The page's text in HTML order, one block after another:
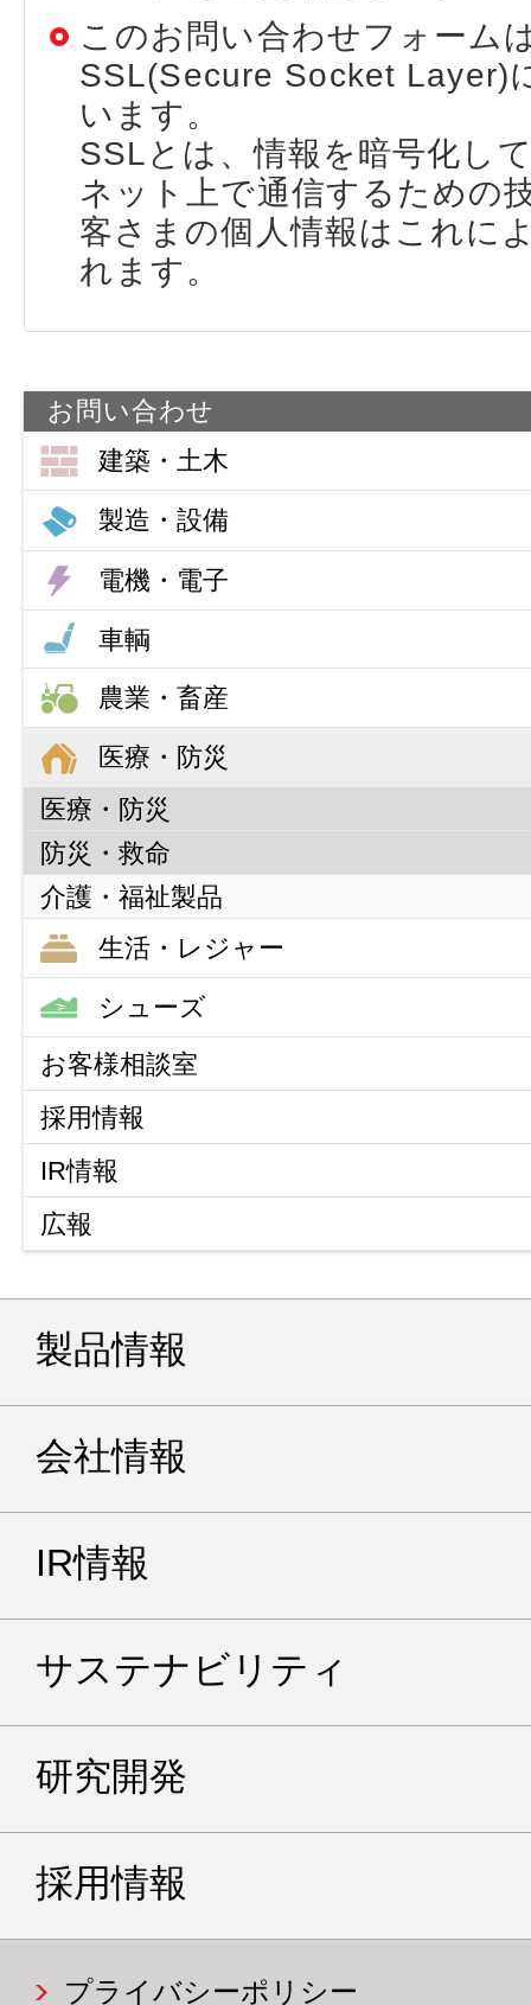
このお問い合わせフォーム
SSL(Secure Socket Layer)
います。
SSLとは、情報を暗号化し
ネット上で通信するための
客さまの個人情報はこれに
れます。
お問い合わせ
建築・土木
建築・土木
断熱材
内装材（床材）
内装材（壁紙）
景観資材
管工機材
土木資材
製造・設備
製造・設備
フィルム・シート
（PVC・PO・高機能性軟質）
ゴム引布
軟質ウレタンフォーム
ビーズ法ポリスチレンフォーム
RIM成形
電機・電子
電機・電子
静電気対策製品
ウエハー・電子デバイス包装材
導電性部材
車輌
車輌
合成皮革・塩化ビニールレザー
ラミネート加工品
農業・畜産
農業・畜産
施設園芸資材
農畜産用建築資材
医療・防災
医療・防災
防災・救命
介護・福祉製品
生活・レジャー
生活・レジャー
フォームベッドマットレス
ウォーターベッド
ボート
シューズ
シューズ
商品に対するご意見・ご要望
取扱い店
お客様相談室
採用情報
IR情報
広報
リンク規定について
製品情報
会社情報
IR情報
サステナビリティ
研究開発
採用情報
プライバシーポリシー